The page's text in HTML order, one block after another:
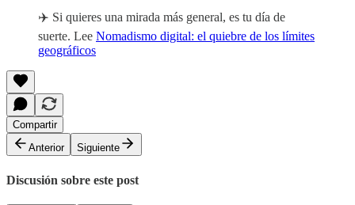
✈️ Si quieres una mirada más general, es tu día de
suerte. Lee Nomadismo digital: el quiebre de los límites
geográficos
Compartir
Anterior
Siguiente
Discusión sobre este post